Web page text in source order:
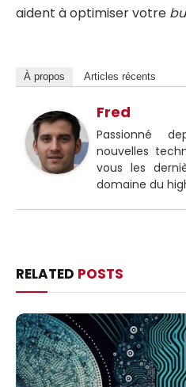
aident à optimiser votre
À propos Articles récents
Fred
Passionné
nouvelles
vous les
domaine du
RELATED POSTS